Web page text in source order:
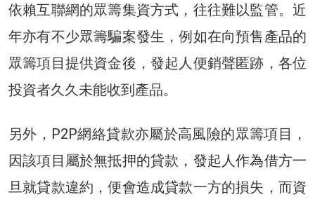
依賴互聯網的眾籌集資方式，往往難以監管。近
年亦有不少眾籌騙案發生，例如在向預售產品的
眾籌項目提供資金後，發起人便銷聲匿跡，各位
投資者久久未能收到產品。
另外，P2P網絡貸款亦屬於高風險的眾籌項目，
因該項目屬於無抵押的貸款，發起人作為借方一
旦就貸款違約，便會造成貸款一方的損失，而資